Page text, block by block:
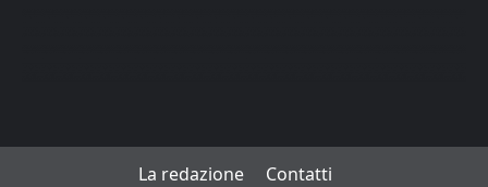
La redazione Contatti